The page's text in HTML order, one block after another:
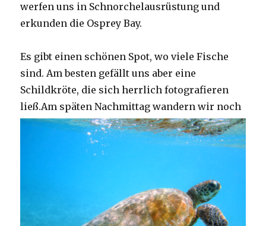
werfen uns in Schnorchelausrüstung und
erkunden die Osprey Bay.
Es gibt einen schönen Spot, wo viele Fische
sind. Am besten gefällt uns aber eine
Schildkröte, die sich herrlich fotografieren
ließ.Am späten Nachmittag wandern wir noch